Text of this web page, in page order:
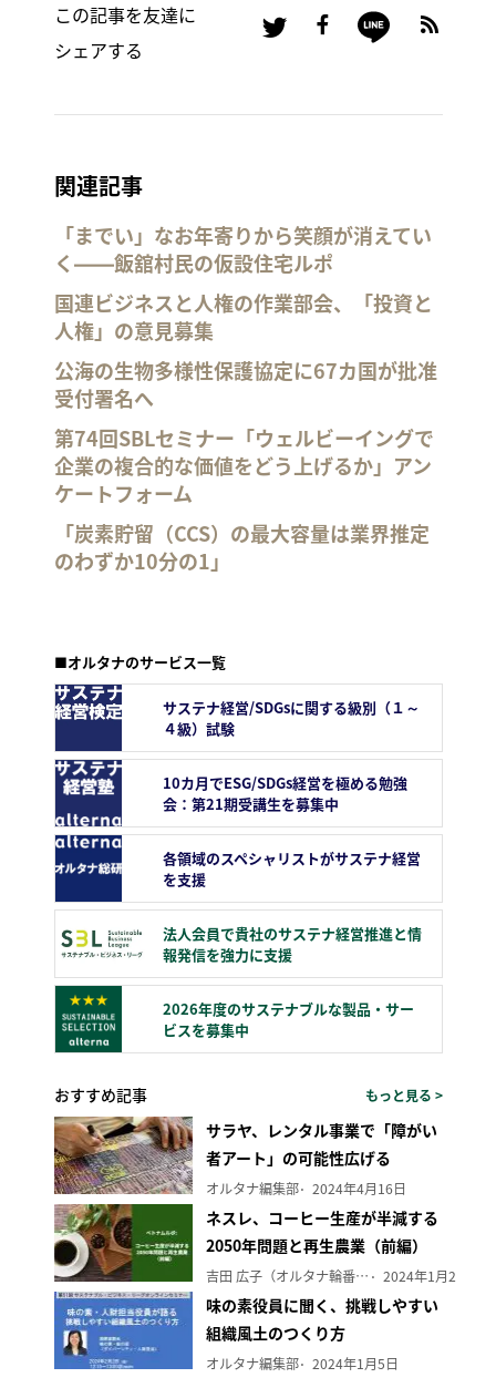
この記事を友達に
シェアする
関連記事
「までい」なお年寄りから笑顔が消えてい
く――飯舘村民の仮設住宅ルポ
国連ビジネスと人権の作業部会、「投資と
人権」の意見募集
公海の生物多様性保護協定に67カ国が批准
受付署名へ
第74回SBLセミナー「ウェルビーイングで
企業の複合的な価値をどう上げるか」アン
ケートフォーム
「炭素貯留（CCS）の最大容量は業界推定
のわずか10分の1」
■オルタナのサービス一覧
サステナ経営/SDGsに関する級別（１～
４級）試験
10カ月でESG/SDGs経営を極める勉強
会：第21期受講生を募集中
各領域のスペシャリストがサステナ経営
を支援
法人会員で貴社のサステナ経営推進と情
報発信を強力に支援
2026年度のサステナブルな製品・サー
ビスを募集中
おすすめ記事 もっと見る >
サラヤ、レンタル事業で「障がい
者アート」の可能性広げる
オルタナ編集部 2024年4月16日
ネスレ、コーヒー生産が半減する
2050年問題と再生農業（前編）
吉田 広子（オルタナ輪番編集長） 2024年1月29日
味の素役員に聞く、挑戦しやすい
組織風土のつくり方
オルタナ編集部 2024年1月5日